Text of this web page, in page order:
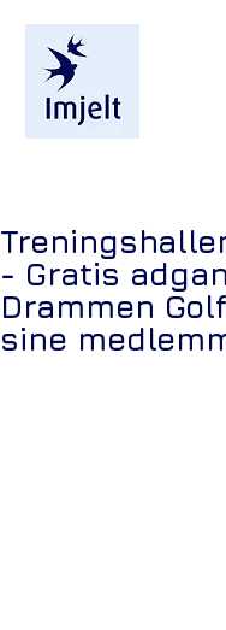
- Gratis
Drammen
sine